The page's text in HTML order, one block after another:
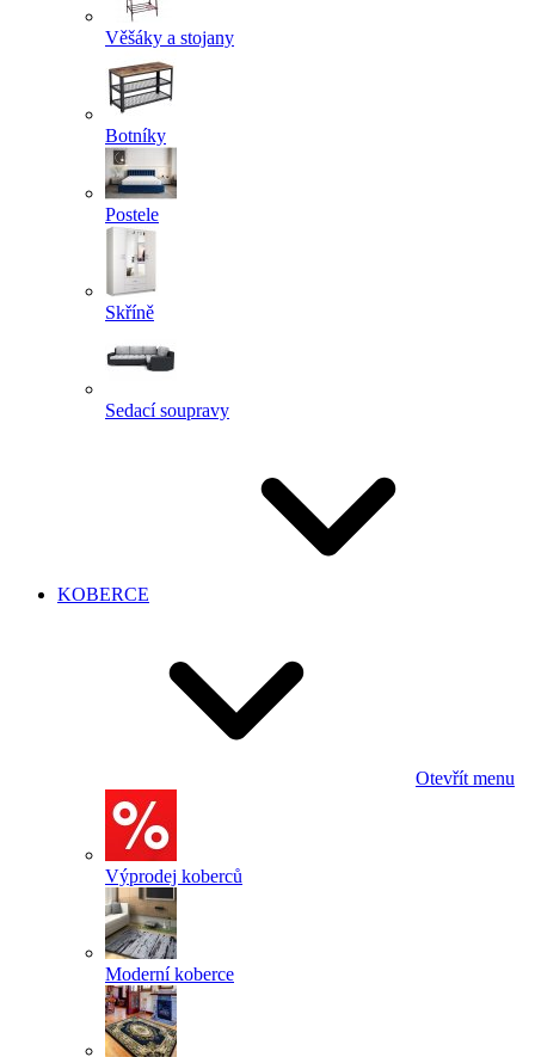
Věšáky a stojany
Botníky
Postele
Skříně
Sedací soupravy
KOBERCE
Otevřít menu
Výprodej koberců
Moderní koberce